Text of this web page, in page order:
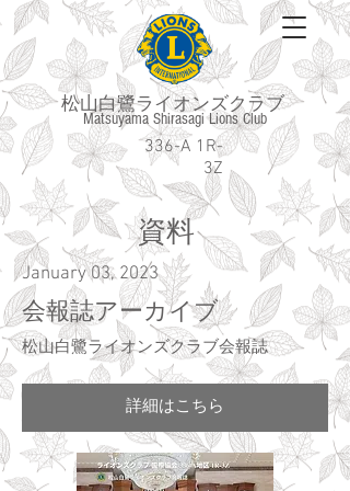
松山白鷺ライオンズクラブ
Matsuyama Shirasagi Lions Club
336-A 1R-
3Z
​資料
January 03, 2023
会報誌アーカイブ
松山白鷺ライオンズクラブ会報誌
詳細はこちら